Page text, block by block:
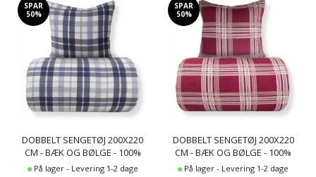
SPAR
50%
DOBBELT SENGETØJ 200X220
CM - BÆK OG BØLGE - 100%
BOMULDS KREP - MØRKEBLÅ
På lager - Levering 1-2 dage
SPAR
50%
DOBBELT SENGETØJ 200X220
CM - BÆK OG BØLGE - 100%
BOMULDS KREP - RØDE TERN
På lager - Levering 1-2 dage